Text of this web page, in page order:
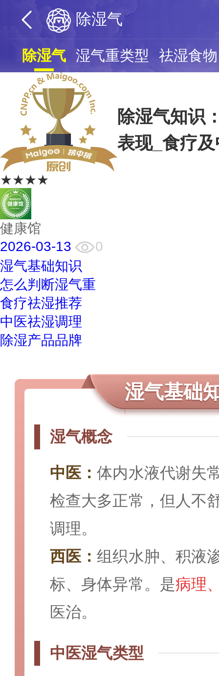
除湿气
除湿气 湿气重类型 祛湿食物
★★★★
除湿气知识
表现_食疗
健康馆
2026-03-13
0
湿气基础知识
怎么判断湿气重
食疗祛湿推荐
中医祛湿调理
除湿产品品牌
湿气基础
湿气概念
中医：体内水液代谢失
检查大多正常，但人不
调理。
西医：组织水肿、积液
标、身体异常。是病理
医治。
中医湿气类型